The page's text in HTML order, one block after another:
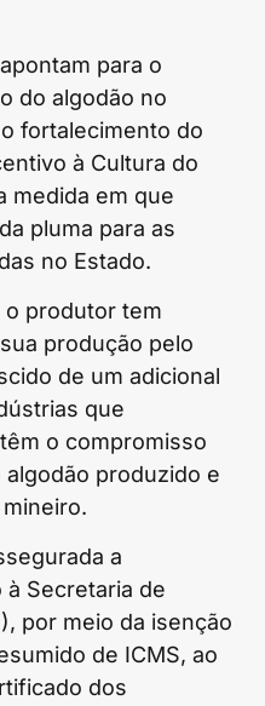
para o
do algodão no
fortalecimento do
à Cultura do
medida em que
pluma para as
no Estado.
o produtor tem
produção pelo
de um adicional
que
o compromisso
produzido e
a
Secretaria de
por meio da isenção
de ICMS, ao
dos